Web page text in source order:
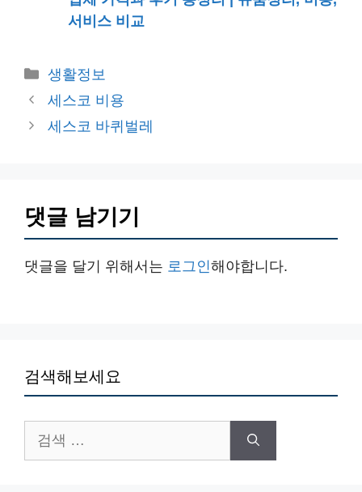
서비스 비교
카
테
리
생활정보
세스코 비용
세스코 바퀴벌레
댓글 남기기
댓글을 달기 위해서는 로그인해야합니다.
검색해보세요
색: